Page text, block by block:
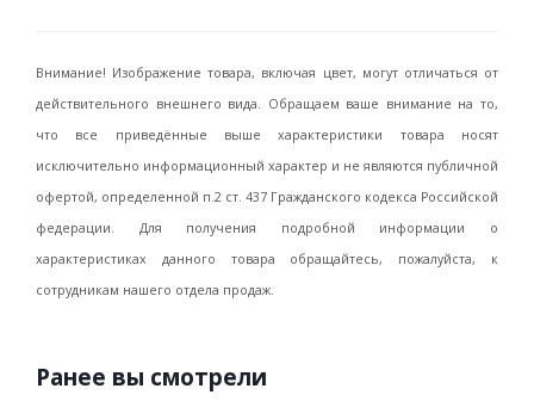
Внимание! Изображение товара, включая цвет, могут отличаться от
действительного внешнего вида. Обращаем ваше внимание на то,
что все приведённые выше характеристики товара носят
исключительно информационный характер и не являются публичной
офертой, определенной п.2 ст. 437 Гражданского кодекса Российской
федерации. Для получения подробной информации о
характеристиках данного товара обращайтесь, пожалуйста, к
сотрудникам нашего отдела продаж.
Ранее вы смотрели